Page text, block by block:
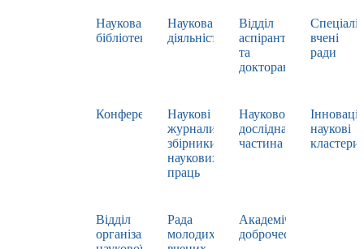
Наукова
бібліотека
Наукова
діяльність
Відділ
аспірантури
та
докторантури
вчені
ради
Конференції
Наукові
журнали,
збірники
наукових
праць
Науково-
дослідна
частина
наукові
кластери
Відділ
організації
Рада
молодих
Академічна
доброчесність